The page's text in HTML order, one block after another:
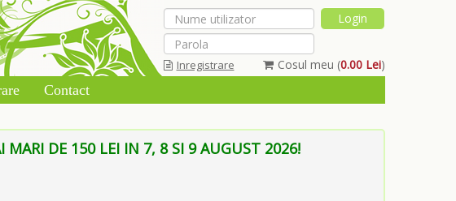
Cosul meu (0.00 Lei)
Inregistrare
Contact
MARI DE 150 LEI IN 7, 8 SI 9 AUGUST 2026!